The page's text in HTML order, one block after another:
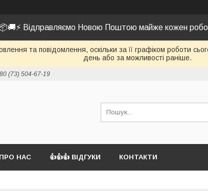
Відправляємо Новою Поштою майже кожен
та повідомлення, оскільки за її графіком роботи
день або за можливості раніше.
(73) 504-67-19
ПРО НАС 👍👍👍 ВІДГУКИ КОНТАКТИ